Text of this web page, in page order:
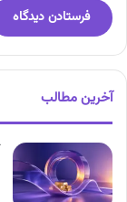
آخرین مطالب